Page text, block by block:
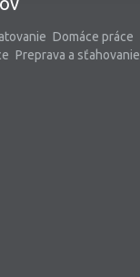
Domáce práce
Preprava a sťahovanie